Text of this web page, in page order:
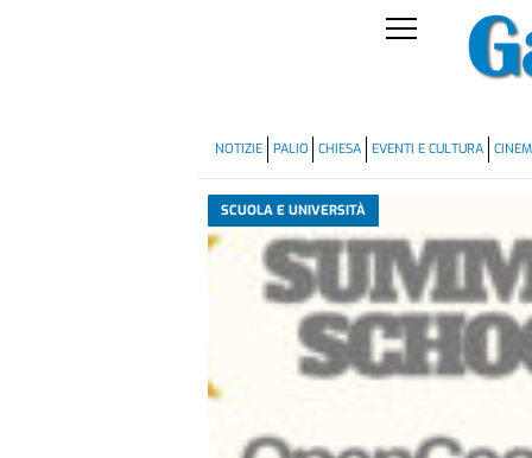
NOTIZIE PALIO CHIESA EVENTI E CULTURA
SCUOLA E UNIVERSITÀ